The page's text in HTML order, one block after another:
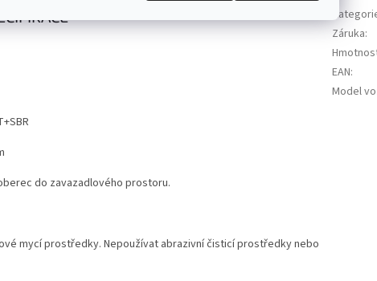
do zavazadlového prostoru.
mycí prostředky. Nepoužívat abrazivní čisticí prostředky nebo
Záruka:
EAN:
Model